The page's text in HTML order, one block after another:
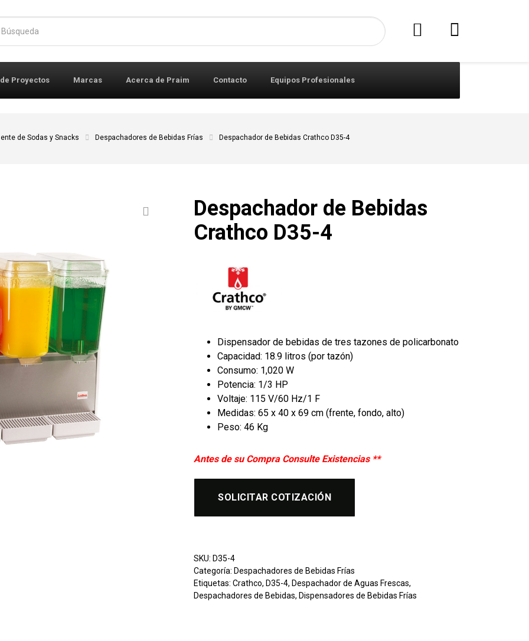
Proyectos Marcas Acerca de Praim Contacto Equipos Profesionales
de Sodas y Snacks Despachadores de Bebidas Frías Despachador de Bebidas Crathco D35-4
Despachador de Bebidas
Crathco D35-4
Dispensador de bebidas de tres tazones de policarbonato
Capacidad: 18.9 litros (por tazón)
Consumo: 1,020 W
Potencia: 1/3 HP
Voltaje: 115 V/60 Hz/1 F
Medidas: 65 x 40 x 69 cm (frente, fondo, alto)
Peso: 46 Kg
Antes de su Compra Consulte Existencias **
SOLICITAR COTIZACIÓN
SKU:D35-4
Categoría:Despachadores de Bebidas Frías
Etiquetas:Crathco,D35-4,Despachador de Aguas Frescas,
Despachadores de Bebidas,Dispensadores de Bebidas Frías